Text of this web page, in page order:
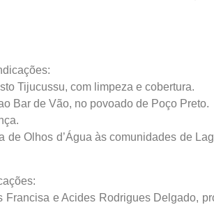
Tijucussu, com limpeza e cobertura.
Bar de Vão, no povoado de Poço Preto.
Olhos d’Água às comunidades de
Francisa e Acides Rodrigues Delgado,